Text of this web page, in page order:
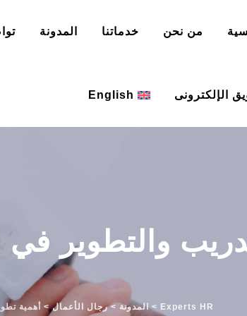
من نحن خدماتنا المدونة
الإلكترونى English
والتطوير
Experts HR
>المدونة >رجال الأعمال> أهمية